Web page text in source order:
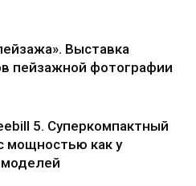
Выставка
пейзажной фотографии
5. Cуперкомпактный
мощностью как у